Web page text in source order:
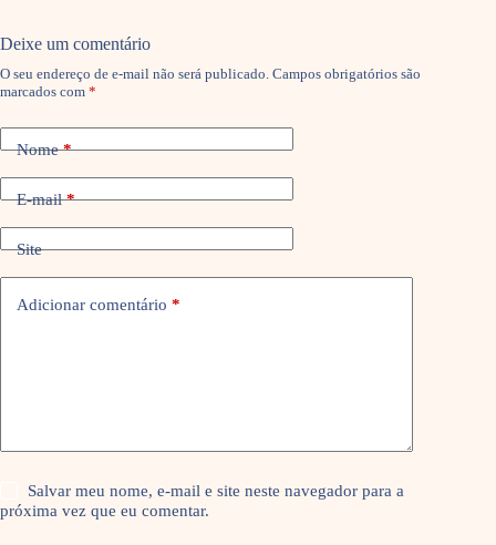
Deixe um comentário
O seu endereço de e-mail não será publicado. Campos obrigatórios são
marcados com *
Nome*
E-mail*
Site
Adicionar comentário *
Salvar meu nome, e-mail e site neste navegador para a
próxima vez que eu comentar.